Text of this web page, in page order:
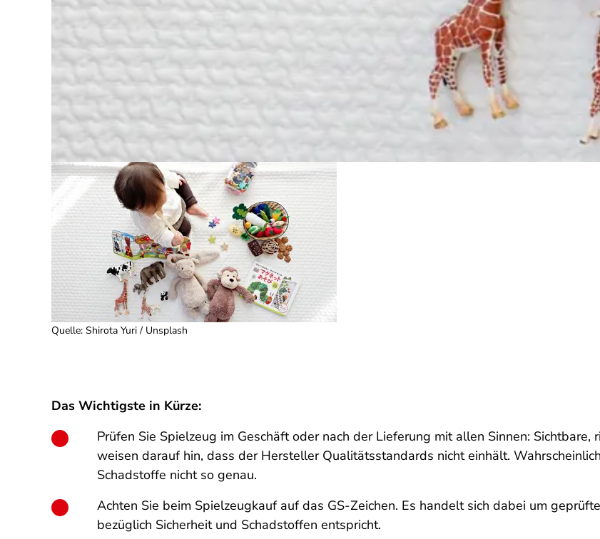
Quelle: Shirota Yuri / Unsplash
Das Wichtigste in Kürze:
Prüfen Sie Spielzeug im Geschäft oder nach der Lieferung mit allen Sinnen:
weisen darauf hin, dass der Hersteller Qualitätsstandards nicht einhält.
Schadstoffe nicht so genau.
Achten Sie beim Spielzeugkauf auf das GS-Zeichen. Es handelt sich dabei um
bezüglich Sicherheit und Schadstoffen entspricht.